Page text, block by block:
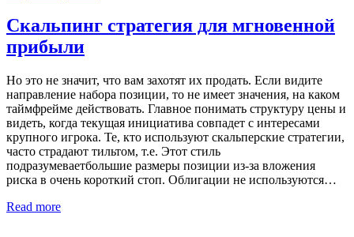
Скальпинг стратегия для мгновенной
прибыли
Но это не значит, что вам захотят их продать. Если видите
направление набора позиции, то не имеет значения, на каком
таймфрейме действовать. Главное понимать структуру цены и
видеть, когда текущая инициатива совпадет с интересами
крупного игрока. Те, кто используют скальперские стратегии,
часто страдают тильтом, т.е. Этот стиль
подразумеваетбольшие размеры позиции из-за вложения
риска в очень короткий стоп. Облигации не используются…
Read more